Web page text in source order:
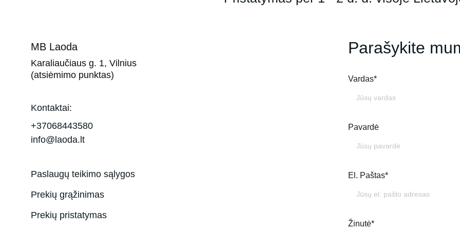
Parašykite
Vardas*
Pavardė
El. Paštas*
Žinutė*
MB Laoda
Karaliaučiaus g. 1, Vilnius
(atsiėmimo punktas)
Kontaktai:
+37068443580
info@laoda.lt
Paslaugų teikimo sąlygos
Prekių grąžinimas
Prekių pristatymas